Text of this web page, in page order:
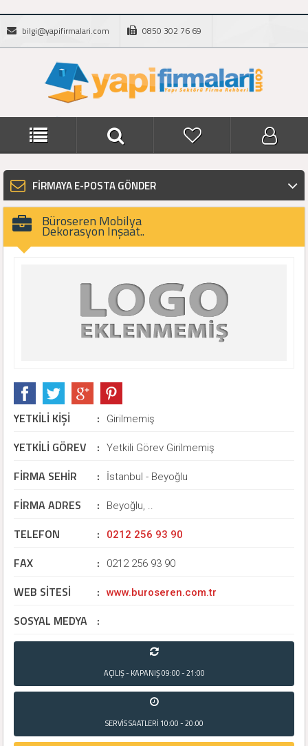
bilgi@yapifirmalari.com 0850 302 76 69
FİRMAYA E-POSTA GÖNDER
Büroseren Mobilya
Dekorasyon Inşaat..
YETKİLİ KİŞİ : Girilmemiş
YETKİLİ GÖREV : Yetkili Görev Girilmemiş
FİRMA SEHİR : İstanbul - Beyoğlu
FİRMA ADRES : Beyoğlu, ..
TELEFON : 0212 256 93 90
FAX : 0212 256 93 90
WEB SİTESİ : www.buroseren.com.tr
SOSYAL MEDYA :
AÇILIŞ - KAPANIŞ09:00 - 21:00
SERVİS SAATLERİ 10:00 - 20:00